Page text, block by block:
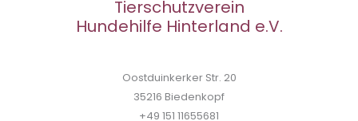
Tierschutzverein
Hundehilfe Hinterland e.V.
Oostduinkerker Str. 20
35216 Biedenkopf
+49 151 11655681